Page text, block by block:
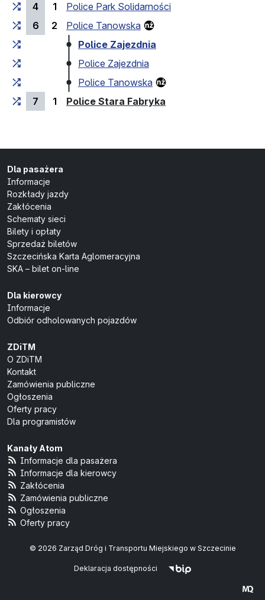
4
1
Police Park Solidarności
6
2
Police Tanowska
Police Zajezdnia
Police Zajezdnia
Police Tanowska
7
1 Police Stara Fabryka
Dla pasażera
Informacje
Rozkłady jazdy
Zakłócenia
Schematy sieci
Bilety i opłaty
Sprzedaż biletów
Szczecińska Karta Aglomeracyjna
SKA – bilet on-line
Dla kierowcy
Informacje
Odbiór odholowanych pojazdów
ZDiTM
O ZDiTM
Kontakt
Zamówienia publiczne
Ogłoszenia
Oferty pracy
Dla programistów
Kanały Atom
Informacje dla pasażera
Informacje dla kierowcy
Zakłócenia
Zamówienia publiczne
Ogłoszenia
Oferty pracy
© 2026 Zarząd Dróg i Transportu Miejskiego w Szczecinie
Deklaracja dostępności